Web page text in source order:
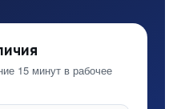
15 минут в рабочее